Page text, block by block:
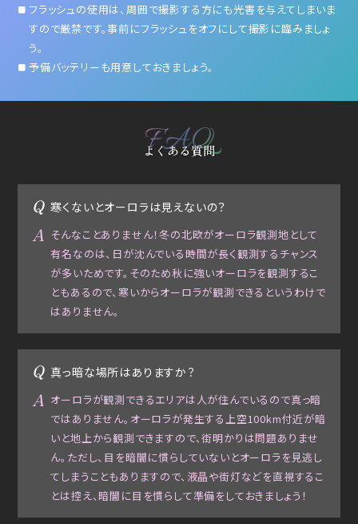
フラッシュの使用は、周囲で撮影する方にも光害を与えてしまいま
すので厳禁です。事前にフラッシュをオフにして撮影に臨みましょ
う。
予備バッテリーも用意しておきましょう。
FAQ
よくある質問
寒くないとオーロラは見えないの？
そんなことありません！冬の北欧がオーロラ観測地として
有名なのは、日が沈んでいる時間が長く観測するチャンス
が多いためです。そのため秋に強いオーロラを観測するこ
ともあるので、寒いからオーロラが観測できるというわけで
はありません。
真っ暗な場所はありますか？
オーロラが観測できるエリアは人が住んでいるので真っ暗
ではありません。オーロラが発生する上空100km付近が暗
いと地上から観測できますので、街明かりは問題ありませ
ん。ただし、目を暗闇に慣らしていないとオーロラを見逃し
てしまうこともありますので、液晶や街灯などを直視するこ
とは控え、暗闇に目を慣らして準備をしておきましょう！